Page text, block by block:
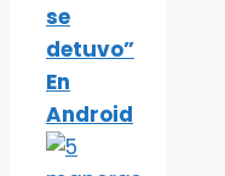
se
detuvo”
En
Android